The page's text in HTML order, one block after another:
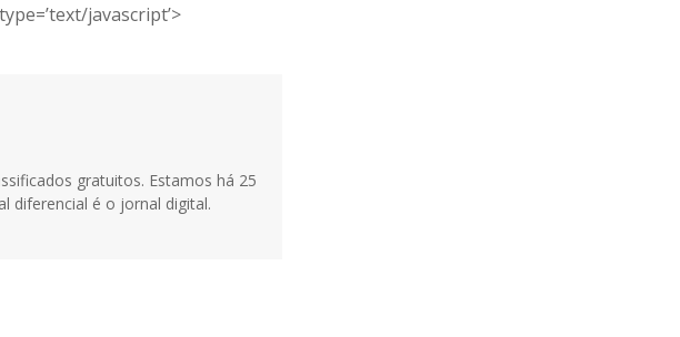
javascript’>
gratuitos. Estamos há 25
diferencial é o jornal digital.